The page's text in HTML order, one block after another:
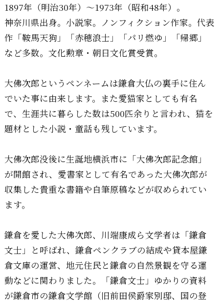
1897年（明治30年）～1973年（昭和48年）。
神奈川県出身。小説家。ノンフィクション作家。代表
作「鞍馬天狗」「赤穂浪士」「パリ燃ゆ」「帰郷」
など多数。文化勲章・朝日文化賞受賞。
大佛次郎というペンネームは鎌倉大仏の裏手に住ん
でいた事に由来します。また愛猫家としても有名
で、生涯共に暮らした数は500匹余りと言われ、猫を
題材とした小説・童話も残しています。
大佛次郎没後に生誕地横浜市に「大佛次郎記念館」
が開館され、愛書家として有名であった大佛次郎が
収集した貴重な書籍や自筆原稿などが収められてい
ます。
鎌倉を愛した大佛次郎、川端康成ら文学者は「鎌倉
文士」と呼ばれ、鎌倉ペンクラブの結成や貸本屋鎌
倉文庫の運営、地元住民と鎌倉の自然景観を守る運
動などに関わりました。「鎌倉文士」ゆかりの資料
が鎌倉市の鎌倉文学館（旧前田侯爵家別邸、国の登